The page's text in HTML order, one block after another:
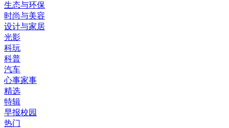
生态与环保
时尚与美容
设计与家居
光影
科玩
科普
汽车
心事家事
精选
特辑
早报校园
热门